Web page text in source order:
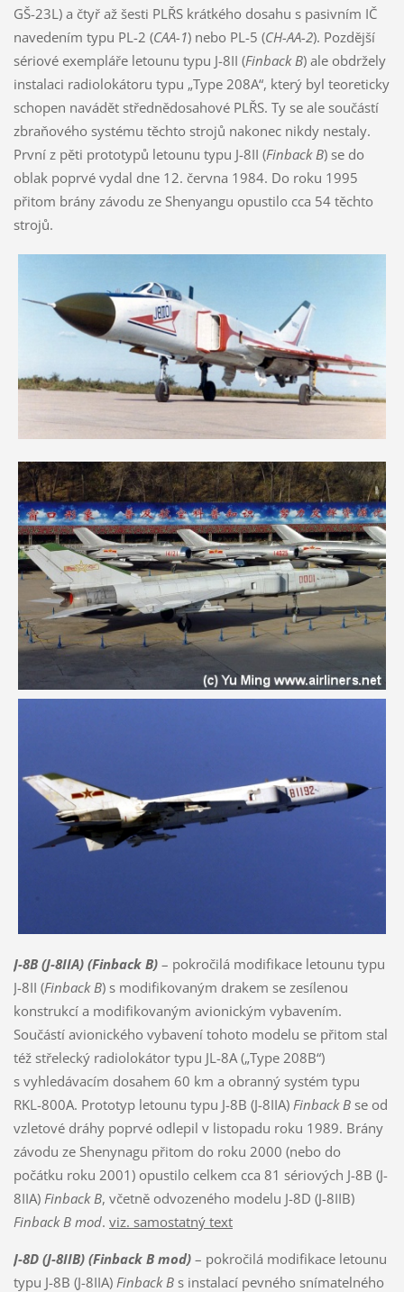
GŠ-23L) a čtyř až šesti PLŘS krátkého dosahu s pasivním IČ
navedením typu PL-2 (CAA-1) nebo PL-5 (CH-AA-2). Pozdější
sériové exempláře letounu typu J-8II (Finback B) ale obdržely
instalaci radiolokátoru typu „Type 208A“, který byl teoreticky
schopen navádět střednědosahové PLŘS. Ty se ale součástí
zbraňového systému těchto strojů nakonec nikdy nestaly.
První z pěti prototypů letounu typu J-8II (Finback B) se do
oblak poprvé vydal dne 12. června 1984. Do roku 1995
přitom brány závodu ze Shenyangu opustilo cca 54 těchto
strojů.
J-8B (J-8IIA) (Finback B)– pokročilá modifikace letounu typu
J-8II (Finback B) s modifikovaným drakem se zesílenou
konstrukcí a modifikovaným avionickým vybavením.
Součástí avionického vybavení tohoto modelu se přitom stal
též střelecký radiolokátor typu JL-8A („Type 208B“)
s vyhledávacím dosahem 60 km a obranný systém typu
RKL-800A. Prototyp letounu typu J-8B (J-8IIA) Finback Bse od
vzletové dráhy poprvé odlepil v listopadu roku 1989. Brány
závodu ze Shenynagu přitom do roku 2000 (nebo do
počátku roku 2001) opustilo celkem cca 81 sériových J-8B (J-
8IIA) Finback B, včetně odvozeného modelu J-8D (J-8IIB)
Finback B mod. viz. samostatný text
J-8D (J-8IIB) (Finback B mod)– pokročilá modifikace letounu
typu J-8B (J-8IIA) Finback Bs instalací pevného snímatelného